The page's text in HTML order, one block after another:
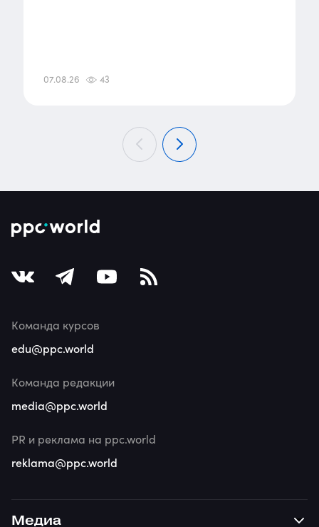
07.08.26 43
Медиа
Команда курсов
edu@ppc.world
Команда редакции
media@ppc.world
PR и реклама на ppc.world
reklama@ppc.world